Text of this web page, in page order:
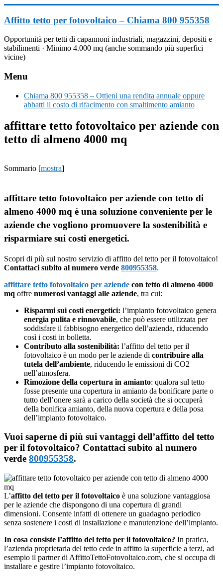
al
contenuto
Affitto tetto per fotovoltaico – Chiama 800 955358
Opportunità per tetti di capannoni industriali, magazzini, depositi e
stabilimenti · Minimo 4.000 mq (anche sommando più superfici
vicine)
Menu
Chiama 800 955358 – Ottieni una rendita annuale oppure
abbatti il costo di rifacimento con smaltimento amianto
affittare tetto fotovoltaico per aziende con
tetto di almeno 4000 mq
Sommario [mostra]
affittare tetto fotovoltaico per aziende con tetto di
almeno 4000 mq è una soluzione conveniente per le
aziende che vogliono promuovere la sostenibilità e
risparmiare sui costi energetici.
Scopri di più sul nostro servizio di affitto del tetto per il fotovoltaico!
Contattaci subito al numero verde 800955358.
affittare tetto fotovoltaico per aziende con tetto di almeno 4000
mq offre numerosi vantaggi alle aziende, tra cui:
Risparmi sui costi energetici: l’impianto fotovoltaico genera
energia pulita e rinnovabile, che può essere utilizzata per
soddisfare il fabbisogno energetico dell’azienda, riducendo
così i costi in bolletta.
Contributo alla sostenibilità: l’affitto del tetto per il
fotovoltaico è un modo per le aziende di contribuire alla
tutela dell’ambiente, riducendo le emissioni di CO2
nell’atmosfera.
Rimozione della copertura in amianto: qualora sul tetto
fosse presente una copertura in amianto da bonificare parte o
tutto dell’onere sarà a carico della società che si occuperà
della bonifica amianto, della nuova copertura e della posa
dell’impianto fotovoltaico.
Vuoi saperne di più sui vantaggi dell’affitto del tetto
per il fotovoltaico? Contattaci subito al numero
verde 800955358.
L’affitto del tetto per il fotovoltaico è una soluzione vantaggiosa
per le aziende che dispongono di una copertura di grandi
dimensioni. Consente infatti di ottenere un guadagno periodico
senza sostenere i costi di installazione e manutenzione dell’impianto.
In cosa consiste l’affitto del tetto per il fotovoltaico? In pratica,
l’azienda proprietaria del tetto cede in affitto la superficie a terzi, ad
esempio il partner di AffittoTettoFotovoltaico.com, che si occupa di
installare e gestire l’impianto fotovoltaico.